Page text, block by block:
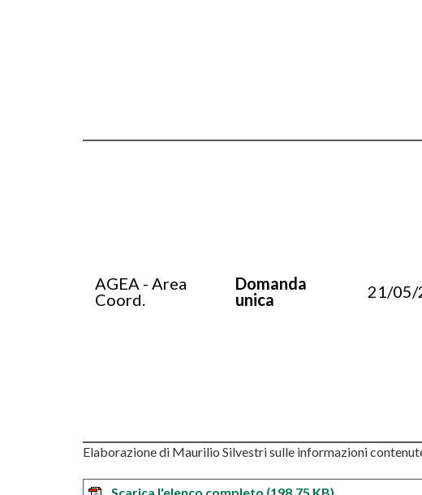
AGEA - Area
Coord.
Domanda
unica
21/05/
Elaborazione di Maurilio Silvestri sulle informazioni